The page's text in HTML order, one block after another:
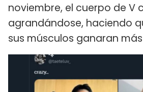
noviembre, el cuerpo de V
agrandándose, haciendo
sus músculos ganaran